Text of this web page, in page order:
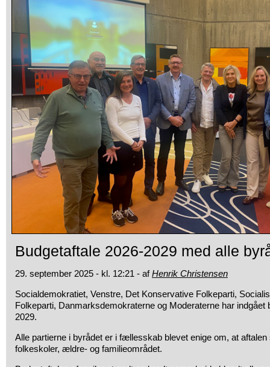
Budgetaftale 2026-2029 med alle
29. september 2025 - kl. 12:21 - afHenrik Christensen
Socialdemokratiet, Venstre, Det Konservative Folkeparti,
Folkeparti, Danmarksdemokraterne og Moderaterne har indgået
2029.
Alle partierne i byrådet er i fællesskab blevet enige om, at aftalen
folkeskoler, ældre- og familieområdet.